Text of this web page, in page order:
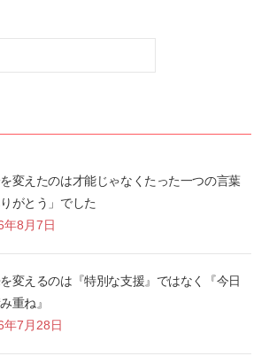
変えたのは才能じゃなくたった一つの言葉
りがとう」でした
年8月7日
変えるのは『特別な支援』ではなく『今日
重ね』
年7月28日